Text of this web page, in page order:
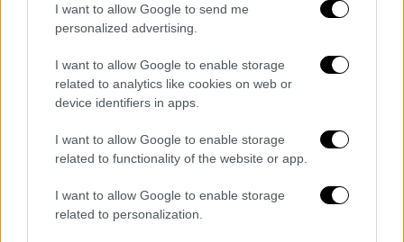
I want to allow Google to send me
personalized advertising.
I want to allow Google to enable storage
related to analytics like cookies on web or
device identifiers in apps.
I want to allow Google to enable storage
related to functionality of the website or app.
I want to allow Google to enable storage
related to personalization.
(14π.), Μιντάουγκας Κουζμίνσκας (13π.), με
τη Ζενίτ να βρίσκει... σκούρα πίσω από τα
6,75μ. (6/27 3π.) και να μην μπορεί να βρει
λύσεις απέναντι στη ζώνη των νταμπλούχων
Ελλάδας.
Τα δεκάλεπτα: 15-33, 33-38, 53-48, 70-64
Παναθηναϊκός
(Πρίφτης): Πέρι (0/3 σουτ),
Μέικον 11 (4/6 δίποντα, 1/5 τρίποντα, 5